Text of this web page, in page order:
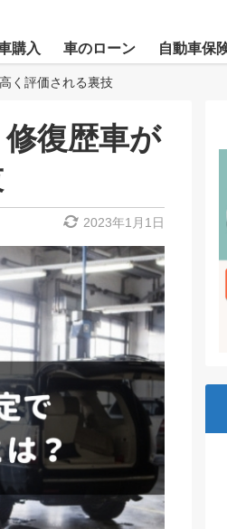
購入 車のローン 自動車保
く評価される裏技
復歴車が
2023年1月1日